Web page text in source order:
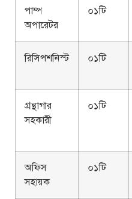
পাম্প
অপারেটর
০১টি
রিসিপশনিস্ট ০১টি
গ্রন্থাগার
সহকারী
০১টি
অফিস
সহায়ক
০১টি